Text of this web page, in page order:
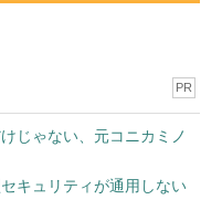
PR
じゃない、元コニカミノ
キュリティが通用しない